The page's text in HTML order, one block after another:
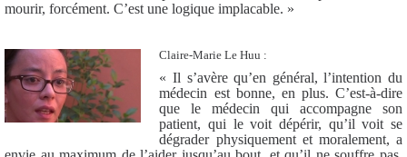
mourir, forcément. C’est une logique implacable. »
Claire-Marie Le Huu :
« Il s’avère qu’en général, l’intention du
médecin est bonne, en plus. C’est-à-dire
que le médecin qui accompagne son
patient, qui le voit dépérir, qu’il voit se
dégrader physiquement et moralement, a